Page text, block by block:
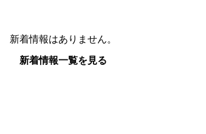
新着情報はありません。
新着情報一覧を見る